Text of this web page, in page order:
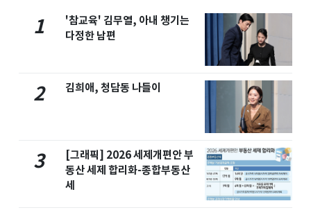
1
'참교육' 김무열, 아내 챙기는
다정한 남편
2 김희애, 청담동 나들이
3
[그래픽] 2026 세제개편안 부
동산 세제 합리화-종합부동산
세